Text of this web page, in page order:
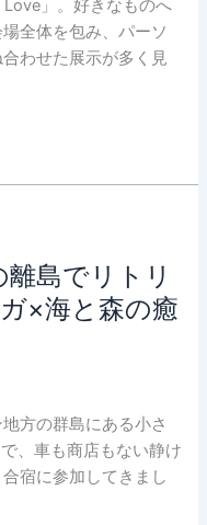
」。好きなものへ
全体を包み、パーソ
わせた展示が多く見
島でリトリ
×海と森の癒
方の群島にある小さ
、車も商店もない静け
宿に参加してきまし